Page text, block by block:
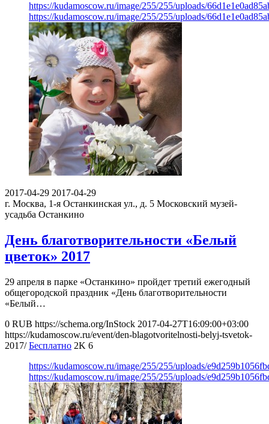
https://kudamoscow.ru/image/255/255/uploads/
https://kudamoscow.ru/image/255/255/uploads/
2017-04-29 2017-04-29
г. Москва, 1-я Останкинская ул., д. 5 Московский музей-
усадьба Останкино
День благотворительности «Белый
цветок» 2017
29 апреля в парке «Останкино» пройдет третий ежегодный
общегородской праздник «День благотворительности
«Белый…
0 RUB https://schema.org/InStock 2017-04-27T16:09:00+03:00
https://kudamoscow.ru/event/den-blagotvoritelnosti-belyj-tsvetok-
2017/ Бесплатно 2K 6
https://kudamoscow.ru/image/255/255/uploads/
https://kudamoscow.ru/image/255/255/uploads/